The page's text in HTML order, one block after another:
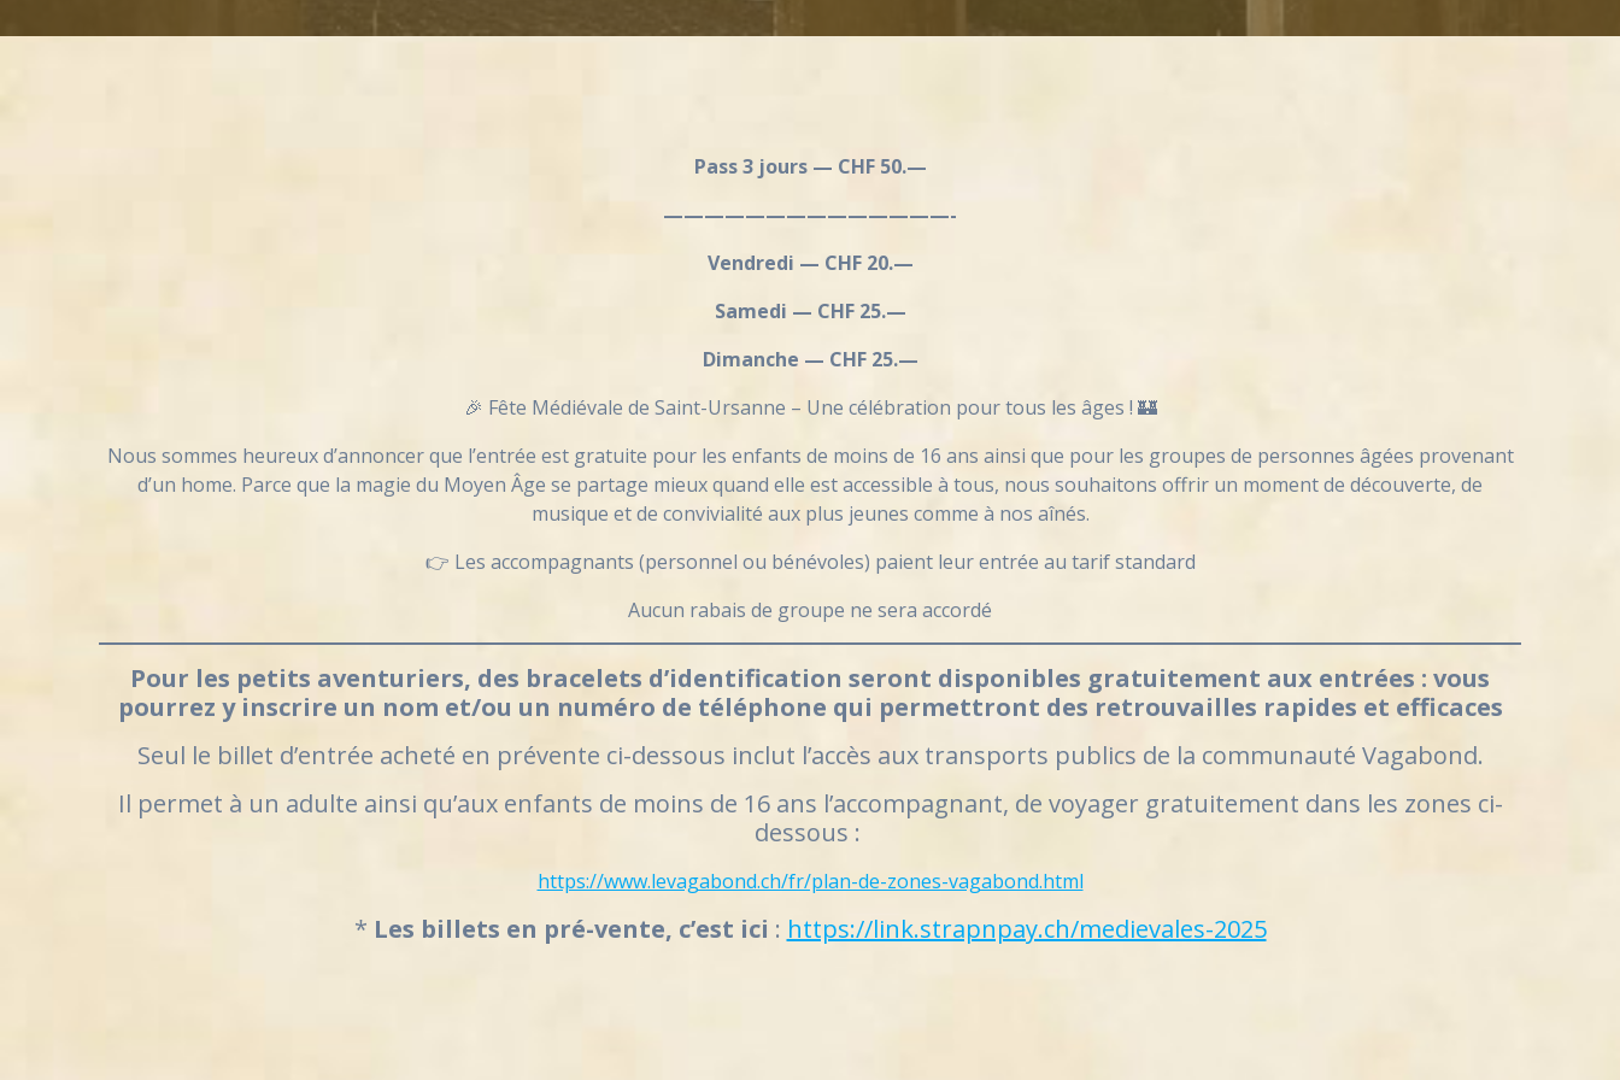
Pass 3 jours — CHF 50.—
——————————————-
Vendredi — CHF 20.—
Samedi — CHF 25.—
Dimanche — CHF 25.—
🎉 Fête Médiévale de Saint-Ursanne – Une célébration pour tous les âges ! 🏰
Nous sommes heureux d’annoncer que l’entrée est gratuite pour les enfants de moins de 16 ans ainsi que pour les groupes de personnes âgées provenant
d’un home. Parce que la magie du Moyen Âge se partage mieux quand elle est accessible à tous, nous souhaitons offrir un moment de découverte, de
musique et de convivialité aux plus jeunes comme à nos aînés.
👉 Les accompagnants (personnel ou bénévoles) paient leur entrée au tarif standard
Aucun rabais de groupe ne sera accordé
Pour les petits aventuriers, des bracelets d’identification seront disponibles gratuitement aux entrées : vous
pourrez y inscrire un nom et/ou un numéro de téléphone qui permettront des retrouvailles rapides et efficaces
Seul le billet d’entrée acheté en prévente ci-dessous inclut l’accès aux transports publics de la communauté Vagabond.
Il permet à un adulte ainsi qu’aux enfants de moins de 16 ans l’accompagnant, de voyager gratuitement dans les zones ci-
dessous :
https://www.levagabond.ch/fr/plan-de-zones-vagabond.html
* Les billets en pré-vente, c’est ici : https://link.strapnpay.ch/medievales-2025